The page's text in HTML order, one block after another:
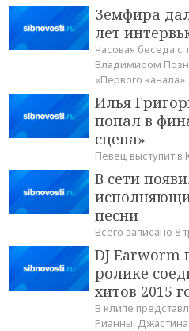
Земфира
лет
Часовая беседа
Владимиром
«Первого канала»
Илья
попал в
сцена»
Певец выступит в
В сети
песни
Всего записано 8
DJ Earworm
ролике
хитов 2015
В клипе
Рианны,